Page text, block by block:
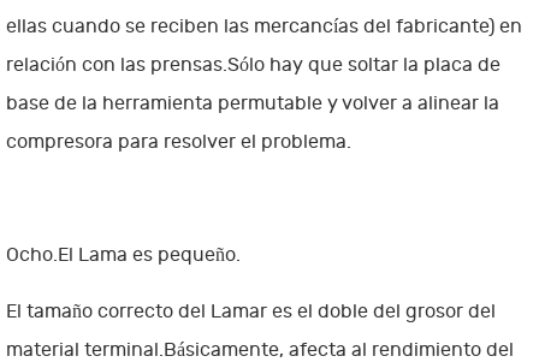
ellas cuando se reciben las mercancías del fabricante) en
relación con las prensas.Sólo hay que soltar la placa de
base de la herramienta permutable y volver a alinear la
compresora para resolver el problema.
Ocho.El Lama es pequeño.
El tamaño correcto del Lamar es el doble del grosor del
material terminal.Básicamente, afecta al rendimiento del